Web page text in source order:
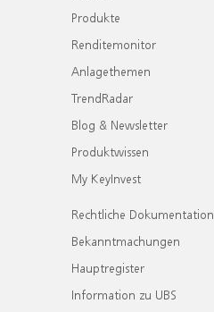
Produkte
Renditemonitor
Anlagethemen
TrendRadar
Blog & Newsletter
Produktwissen
My KeyInvest
Rechtliche Dokumentation
Bekanntmachungen
Hauptregister
Information zu UBS